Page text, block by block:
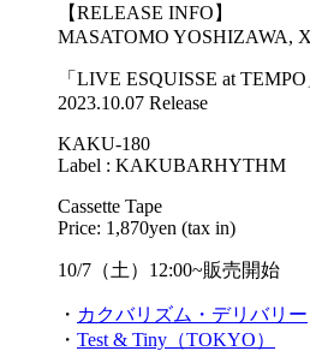
【RELEASE INFO】
MASATOMO YOSHIZAWA,
「LIVE ESQUISSE at TEMPO
2023.10.07 Release
KAKU-180
Label : KAKUBARHYTHM
Cassette Tape
Price: 1,870yen (tax in)
10/7（土）12:00~販売開始
・ カクバリズム・デリバリー
・ Test & Tiny（TOKYO）